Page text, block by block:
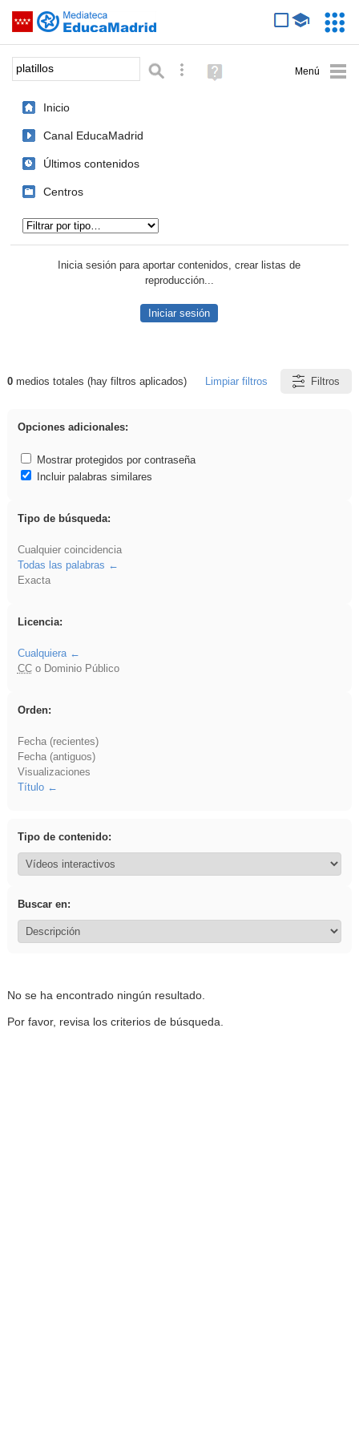
Saltar navegación
Palabra o frase: Búsqueda avanzada
Ayuda
(en
Inicio
Canal EducaMadrid
Últimos contenidos
Centros
Inicia sesión para aportar contenidos, crear listas de
reproducción...
Iniciar sesión
Resultados de: platillos
0medios totales (hay filtros aplicados) Limpiar filtros Filtros
Opciones adicionales:
Mostrar protegidos por contraseña
Incluir palabras similares
Tipo de búsqueda:
Cualquier coincidencia
Todas las palabras
Exacta
Licencia:
Cualquiera
CCo Dominio Público
Orden:
Fecha (recientes)
Fecha (antiguos)
Visualizaciones
Título
Tipo de contenido:
Buscar en:
No se ha encontrado ningún resultado.
Por favor, revisa los criterios de búsqueda.